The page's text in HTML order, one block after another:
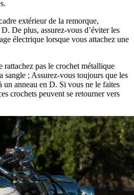
extérieur de la remorque,
De plus, assurez-vous d’éviter les
électrique lorsque vous attachez une
pas le crochet métallique
sangle ; Assurez-vous toujours que les
un anneau en D. Si vous ne le faites
crochets peuvent se retourner vers